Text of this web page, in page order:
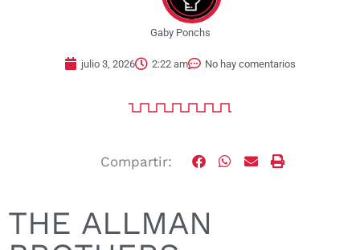
Gaby Ponchs
julio 3, 2026 2:22 am No hay comentarios
Compartir:
THE ALLMAN